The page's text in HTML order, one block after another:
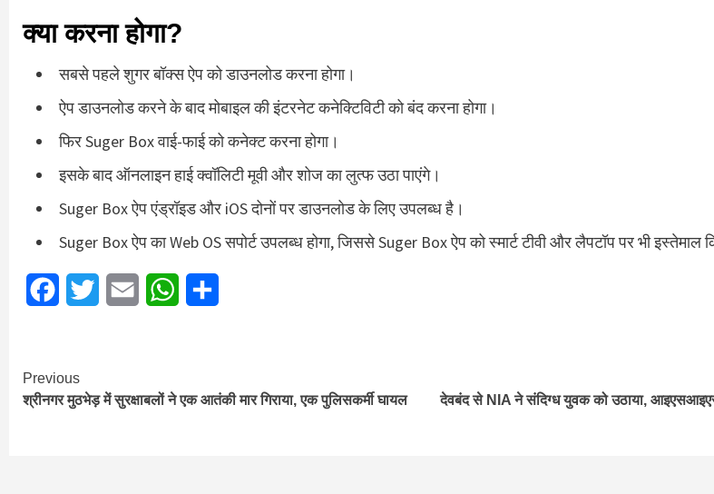
क्या करना होगा?
सबसे पहले शुगर बॉक्स ऐप को डाउनलोड करना होगा।
ऐप डाउनलोड करने के बाद मोबाइल की इंटरनेट कनेक्टिविटी को बंद करना होगा।
फिर Suger Box वाई-फाई को कनेक्ट करना होगा।
इसके बाद ऑनलाइन हाई क्वॉलिटी मूवी और शोज का लुत्फ उठा पाएंगे।
Suger Box ऐप एंड्रॉइड और iOS दोनों पर डाउनलोड के लिए उपलब्ध है।
Suger Box ऐप का Web OS सपोर्ट उपलब्ध होगा, जिससे Suger Box ऐप को स्मार्ट टीवी और लैपटॉप पर भी इस्तेमाल
FacebookTwitter Email WhatsApp
Continue
Reading
Previous
श्रीनगर मुठभेड़ में सुरक्षाबलों ने एक आतंकी मार गिराया, एक पुलिसकर्मी घायल
देवबंद से NIA ने संदिग्‍ध युवक को उठाया,